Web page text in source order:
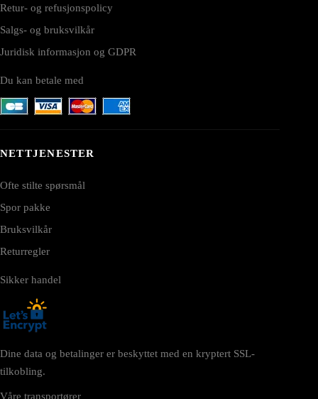
Retur- og refusjonspolicy
Salgs- og bruksvilkår
Juridisk informasjon og GDPR
Du kan betale med
NETTJENESTER
Ofte stilte spørsmål
Spor pakke
Bruksvilkår
Returregler
Sikker handel
Dine data og betalinger er beskyttet med en kryptert SSL-
tilkobling.
Våre transportører